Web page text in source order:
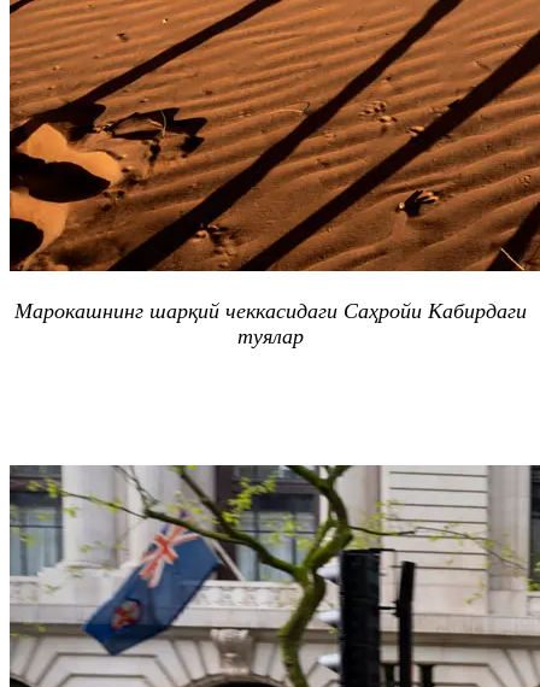
Марокашнинг шарқий чеккасидаги Саҳройи Кабирдаги
туялар